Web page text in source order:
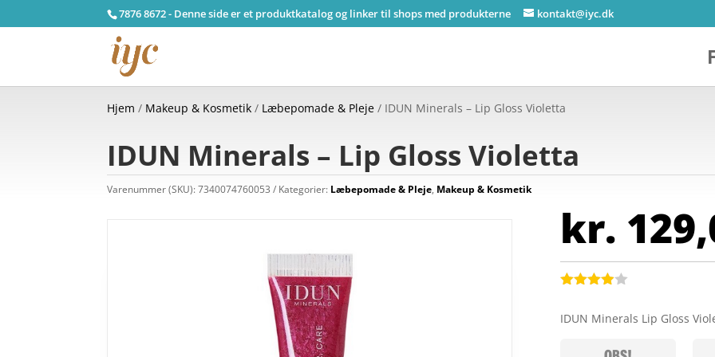
7876 8672 - Denne side er et produktkatalog og linker til shops med produkterne kontakt@iyc.dk
Hjem / Makeup & Kosmetik / Læbepomade & Pleje / IDUN Minerals – Lip Gloss Violetta
IDUN Minerals – Lip Gloss Violetta
Varenummer (SKU):7340074760053 Kategorier: Læbepomade & Pleje, Makeup & Kosmetik
kr.
ud af 5
IDUN Minerals Lip Gloss